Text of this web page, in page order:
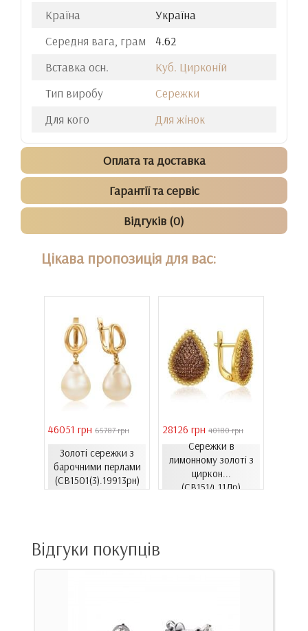
Країна
Україна
Середня вага, грам
4.62
Вставка осн.
Куб. Цирконій
Тип виробу
Сережки
Для кого
Для жінок
Оплата та доставка
Гарантії та сервіс
Відгуків (0)
Цікава пропозиція для вас:
46051 грн 65787 грн
Золоті сережки з
барочними перлами
(СВ1501(3).19913рн)
28126 грн 40180 грн
Сережки в
лимонному золоті з
циркон...
(СВ1514.11Лр)
Відгуки покупців